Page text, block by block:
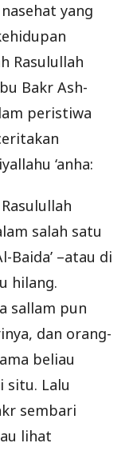
yang
Rasulullah
Bakr Ash-
peristiwa
‘anha:
salah satu
Baida’ –atau di
hilang.
sallam pun
dan orang-
beliau
situ. Lalu
sembari
lihat